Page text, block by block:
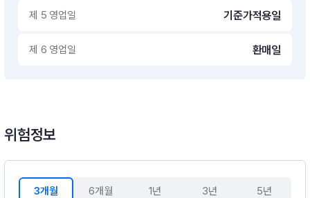
제 5 영업일 기준가적용일
제 6 영업일 환매일
위험정보
3개월 6개월 1년 3년 5년